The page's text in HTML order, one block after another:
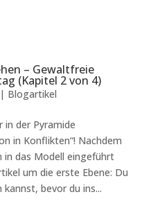
– Gewaltfreie
(Kapitel 2 von 4)
| Blogartikel
in der Pyramide
in Konflikten“! Nachdem
in das Modell eingeführt
um die erste Ebene: Du
bevor du ins...